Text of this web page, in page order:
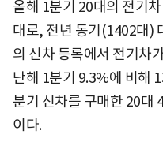
올해 1분기 20대의 전기
대로, 전년 동기(1402대)
의 신차 등록에서 전기차
난해 1분기 9.3%에 비해
분기 신차를 구매한 20대
이다.